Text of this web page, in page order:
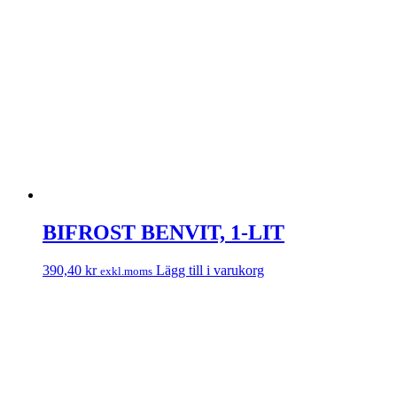
BIFROST BENVIT, 1-LIT
390,40 kr exkl.moms Lägg till i varukorg